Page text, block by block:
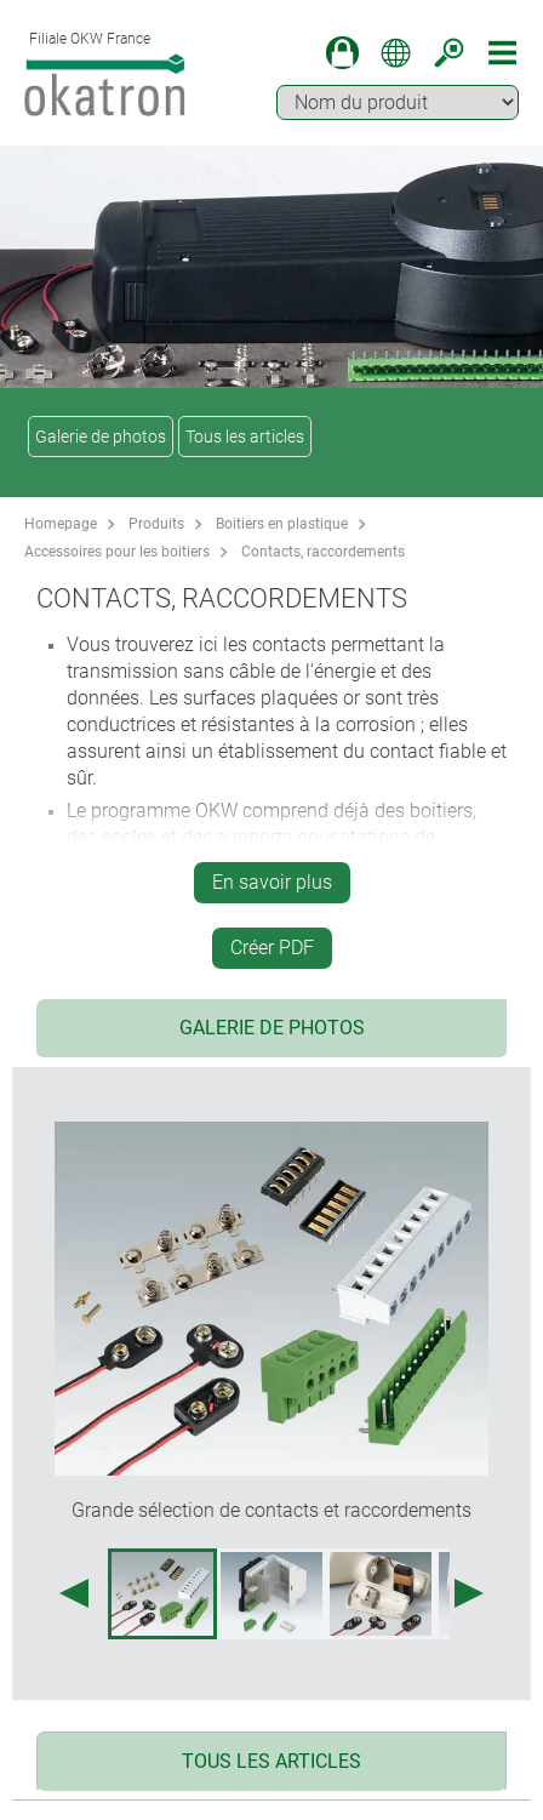
Filiale OKW France
Galerie de photos Tous les articles
Homepage Produits
Boitiers en plastique
Accessoires pour les boitiers
Contacts, raccordements
CONTACTS, RACCORDEMENTS
Vous trouverez ici les contacts permettant la
transmission sans câble de l‘énergie et des
données. Les surfaces plaquées or sont très
conductrices et résistantes à la corrosion ; elles
assurent ainsi un établissement du contact fiable et
sûr.
Le programme OKW comprend déjà des boitiers,
chargement externes préformées en vue de
l‘utilisation de ces contacts. Ainsi, l‘utilisateur a la
se trouvant dans les appareils et de transférer des
données sans avoir besoin de câble, une situation
idéale pour les appareils de communication
Ressorts de contact pour piles et raccords de piles.
En savoir plus
Créer PDF
GALERIE DE PHOTOS
Grande sélection de contacts et raccordements
TOUS LES ARTICLES